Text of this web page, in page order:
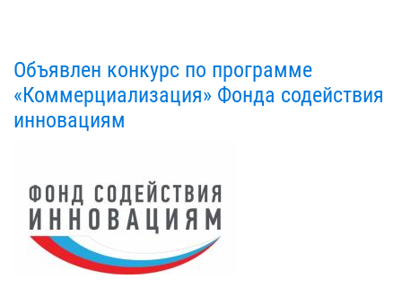
Объявлен конкурс по программе
«Коммерциализация» Фонда содействия
инновациям